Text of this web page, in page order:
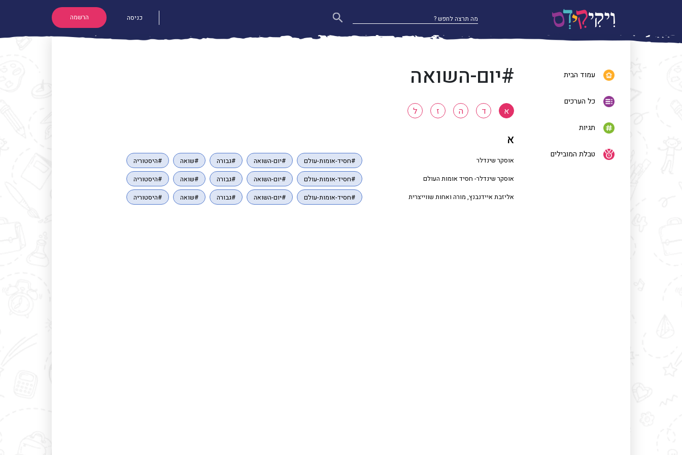
כניסה הרשמה
עמוד הבית
כל הערכים
תגיות
טבלת המובילים
#יום-השואה
א ד ה ז ל
א
אוסקר שינדלר #חסיד-אומות-עולם #יום-השואה #גבורה #שואה
#היסטוריה
אוסקר שינדלר- חסיד אומות העולם
#חסיד-אומות-עולם #יום-השואה #גבורה #שואה
#היסטוריה
אליזבת איידנבנץ, מורה ואחות שווייצרית
#חסיד-אומות-עולם #יום-השואה #גבורה #שואה #היסטוריה